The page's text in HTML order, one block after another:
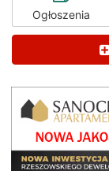
Ogłoszenia